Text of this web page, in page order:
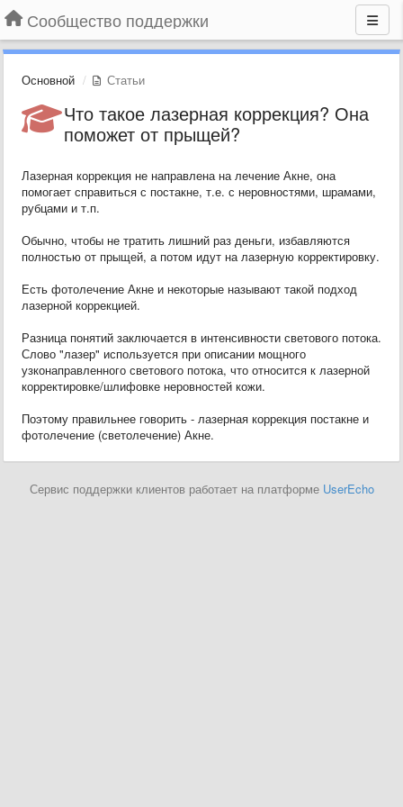
Сообщество поддержки
Основной Статьи
Что такое лазерная коррекция? Она
поможет от прыщей?
Лазерная коррекция не направлена на лечение Акне, она
помогает справиться с постакне, т.е. с неровностями, шрамами,
рубцами и т.п.
Обычно, чтобы не тратить лишний раз деньги, избавляются
полностью от прыщей, а потом идут на лазерную корректировку.
Есть фотолечение Акне и некоторые называют такой подход
лазерной коррекцией.
Разница понятий заключается в интенсивности светового потока.
Слово "лазер" используется при описании мощного
узконаправленного светового потока, что относится к лазерной
корректировке/шлифовке неровностей кожи.
Поэтому правильнее говорить - лазерная коррекция постакне и
фотолечение (светолечение) Акне.
Сервис поддержки клиентов работает на платформе UserEcho